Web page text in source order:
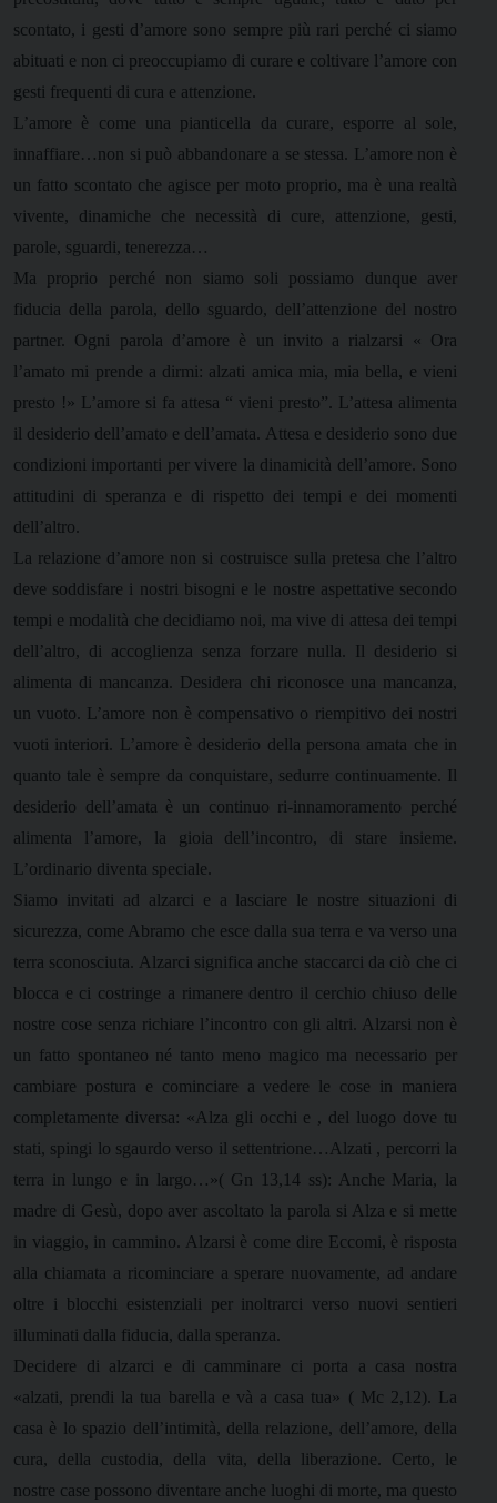
scontato, i gesti d’amore sono sempre più rari perché ci siamo
abituati e non ci preoccupiamo di curare e coltivare l’amore con
gesti frequenti di cura e attenzione.
L’amore è come una pianticella da curare, esporre al sole,
innaffiare…non si può abbandonare a se stessa. L’amore non è
un fatto scontato che agisce per moto proprio, ma è una realtà
vivente, dinamiche che necessità di cure, attenzione, gesti,
parole, sguardi, tenerezza…
Ma proprio perché non siamo soli possiamo dunque aver
fiducia della parola, dello sguardo, dell’attenzione del nostro
partner. Ogni parola d’amore è un invito a rialzarsi « Ora
l’amato mi prende a dirmi: alzati amica mia, mia bella, e vieni
presto !» L’amore si fa attesa “ vieni presto”. L’attesa alimenta
il desiderio dell’amato e dell’amata. Attesa e desiderio sono due
condizioni importanti per vivere la dinamicità dell’amore. Sono
attitudini di speranza e di rispetto dei tempi e dei momenti
dell’altro.
La relazione d’amore non si costruisce sulla pretesa che l’altro
deve soddisfare i nostri bisogni e le nostre aspettative secondo
tempi e modalità che decidiamo noi, ma vive di attesa dei tempi
dell’altro, di accoglienza senza forzare nulla. Il desiderio si
alimenta di mancanza. Desidera chi riconosce una mancanza,
un vuoto. L’amore non è compensativo o riempitivo dei nostri
vuoti interiori. L’amore è desiderio della persona amata che in
quanto tale è sempre da conquistare, sedurre continuamente. Il
desiderio dell’amata è un continuo ri-innamoramento perché
alimenta l’amore, la gioia dell’incontro, di stare insieme.
L’ordinario diventa speciale.
Siamo invitati ad alzarci e a lasciare le nostre situazioni di
sicurezza, come Abramo che esce dalla sua terra e va verso una
terra sconosciuta. Alzarci significa anche staccarci da ciò che ci
blocca e ci costringe a rimanere dentro il cerchio chiuso delle
nostre cose senza richiare l’incontro con gli altri. Alzarsi non è
un fatto spontaneo né tanto meno magico ma necessario per
cambiare postura e cominciare a vedere le cose in maniera
completamente diversa: «Alza gli occhi e , del luogo dove tu
stati, spingi lo sgaurdo verso il settentrione…Alzati , percorri la
terra in lungo e in largo…»( Gn 13,14 ss): Anche Maria, la
madre di Gesù, dopo aver ascoltato la parola si Alza e si mette
in viaggio, in cammino. Alzarsi è come dire Eccomi, è risposta
alla chiamata a ricominciare a sperare nuovamente, ad andare
oltre i blocchi esistenziali per inoltrarci verso nuovi sentieri
illuminati dalla fiducia, dalla speranza.
Decidere di alzarci e di camminare ci porta a casa nostra
«alzati, prendi la tua barella e và a casa tua» ( Mc 2,12). La
casa è lo spazio dell’intimità, della relazione, dell’amore, della
cura, della custodia, della vita, della liberazione. Certo, le
nostre case possono diventare anche luoghi di morte, ma questo